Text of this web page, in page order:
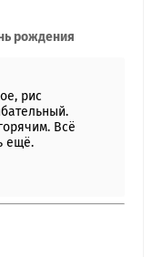
рождения
рис
Всё
ещё.